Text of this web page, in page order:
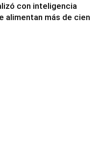
con inteligencia
alimentan más de cien